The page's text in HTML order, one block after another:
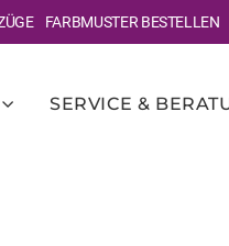
FARBMUSTER BESTELLEN
SERVICE &